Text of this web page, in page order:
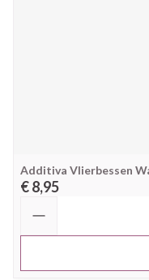
Additiva Vlierbessen
€ 8,95